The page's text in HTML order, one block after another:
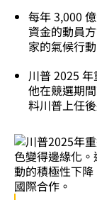
每年 3,000
資金的動員
家的氣候行
川普 2025
他在競選期
料川普上任